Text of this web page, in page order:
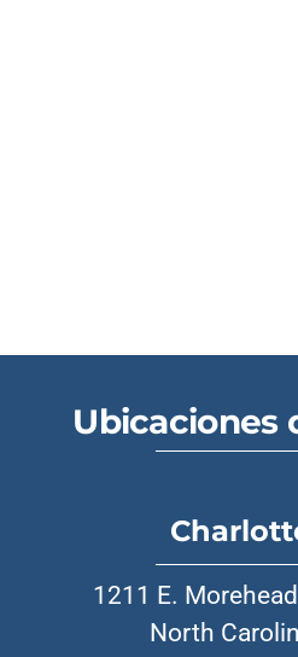
Ubicaciones
1211 E.
North